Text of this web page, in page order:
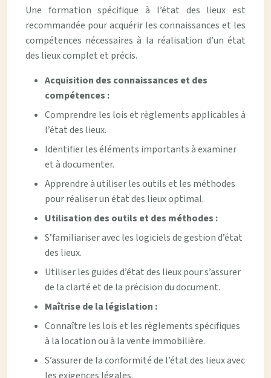
Une formation spécifique à l’état des lieux est
recommandée pour acquérir les connaissances et les
compétences nécessaires à la réalisation d’un état
des lieux complet et précis.
Acquisition des connaissances et des
compétences :
Comprendre les lois et règlements applicables à
l’état des lieux.
Identifier les éléments importants à examiner
et à documenter.
Apprendre à utiliser les outils et les méthodes
pour réaliser un état des lieux optimal.
Utilisation des outils et des méthodes :
S’familiariser avec les logiciels de gestion d’état
des lieux.
Utiliser les guides d’état des lieux pour s’assurer
de la clarté et de la précision du document.
Maîtrise de la législation :
Connaître les lois et les règlements spécifiques
à la location ou à la vente immobilière.
S’assurer de la conformité de l’état des lieux avec